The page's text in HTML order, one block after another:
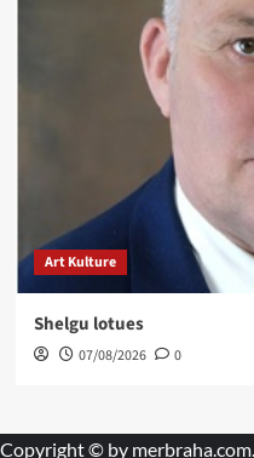
Art Kulture
Shelgu lotues
07/08/2026 0
Copyright © by merbraha.com